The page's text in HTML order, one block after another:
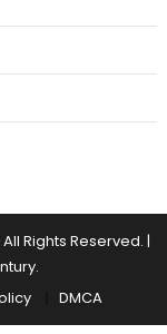
Rights Reserved. |
.
DMCA